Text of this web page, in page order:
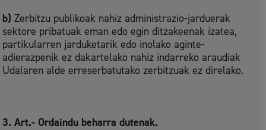
b) Zerbitzu publikoak nahiz administrazio-jarduerak
sektore pribatuak eman edo egin ditzakeenak izatea,
partikularren jarduketarik edo inolako aginte-
adierazpenik ez dakartelako nahiz indarreko araudiak
Udalaren alde erreserbatutako zerbitzuak ez direlako.
3. Art.- Ordaindu beharra dutenak.